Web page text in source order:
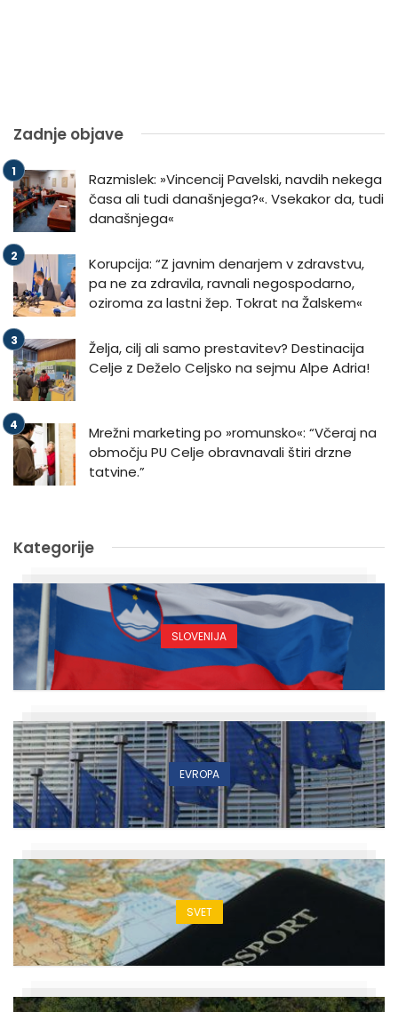
Zadnje objave
Razmislek: »Vincencij Pavelski, navdih nekega
časa ali tudi današnjega?«. Vsekakor da, tudi
današnjega«
Korupcija: “Z javnim denarjem v zdravstvu,
pa ne za zdravila, ravnali negospodarno,
oziroma za lastni žep. Tokrat na Žalskem«
Želja, cilj ali samo prestavitev? Destinacija
Celje z Deželo Celjsko na sejmu Alpe Adria!
Mrežni marketing po »romunsko«: “Včeraj na
območju PU Celje obravnavali štiri drzne
tatvine.”
Kategorije
SLOVENIJA
EVROPA
SVET